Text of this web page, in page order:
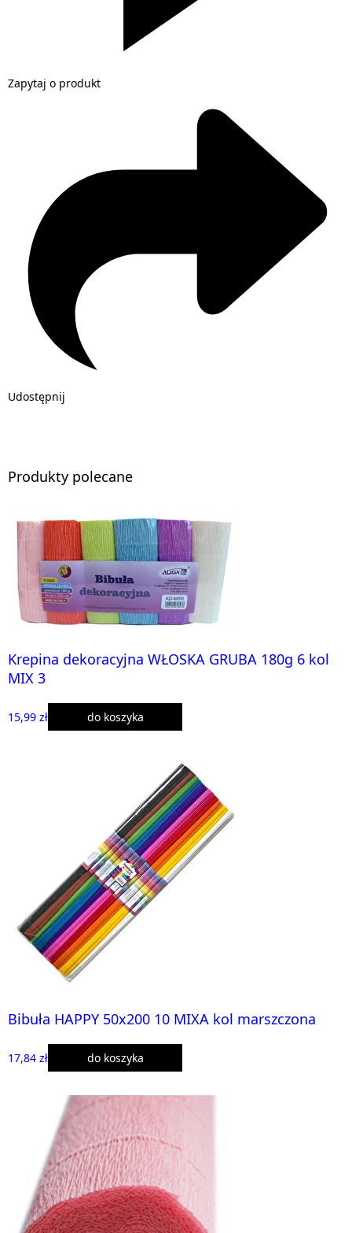
Zapytaj o produkt
Udostępnij
Produkty polecane
Krepina dekoracyjna WŁOSKA GRUBA 180g 6 kol
MIX 3
15,99 zł do koszyka
Bibuła HAPPY 50x200 10 MIXA kol marszczona
17,84 zł do koszyka